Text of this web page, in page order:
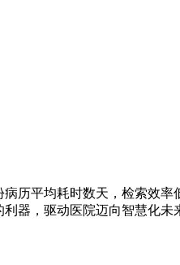
历平均耗时数天，检索效率
器，驱动医院迈向智慧化未